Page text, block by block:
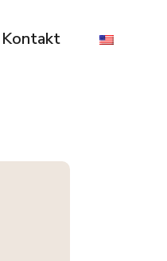
Kontakt